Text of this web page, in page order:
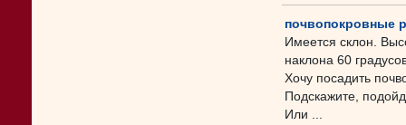
почвопокровные
Имеется склон.
наклона 60
Хочу посадить
Подскажите,
Или ...